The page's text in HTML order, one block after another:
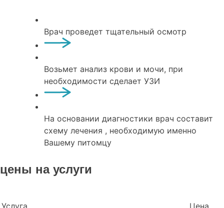
Врач проведет тщательный осмотр
Возьмет анализ крови и мочи, при
необходимости сделает УЗИ
На основании диагностики врач составит
схему лечения , необходимую именно
Вашему питомцу
цены на услуги